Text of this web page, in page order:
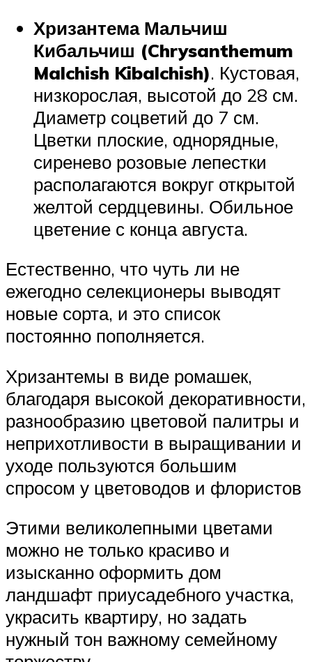
Хризантема Мальчиш
Кибальчиш (Chrysanthemum
Malchish Kibalchish). Кустовая,
низкорослая, высотой до 28 см.
Диаметр соцветий до 7 см.
Цветки плоские, однорядные,
сиренево розовые лепестки
располагаются вокруг открытой
желтой сердцевины. Обильное
цветение с конца августа.
Естественно, что чуть ли не
ежегодно селекционеры выводят
новые сорта, и это список
постоянно пополняется.
Хризантемы в виде ромашек,
благодаря высокой декоративности,
разнообразию цветовой палитры и
неприхотливости в выращивании и
уходе пользуются большим
спросом у цветоводов и флористов
Этими великолепными цветами
можно не только красиво и
изысканно оформить дом
ландшафт приусадебного участка,
украсить квартиру, но задать
нужный тон важному семейному